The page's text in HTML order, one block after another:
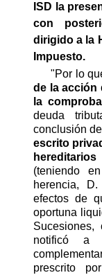
ISD la
con
dirigido a la
Impuesto.
"Por lo
de la acción
la
deuda
conclusión
escrito
(teniendo
herencia,
efectos de
oportuna
Sucesiones,
notificó a
prescrito